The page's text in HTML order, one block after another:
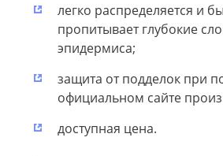
легко распределяется и
пропитывает глубокие
эпидермиса;
защита от подделок при
официальном сайте
доступная цена.